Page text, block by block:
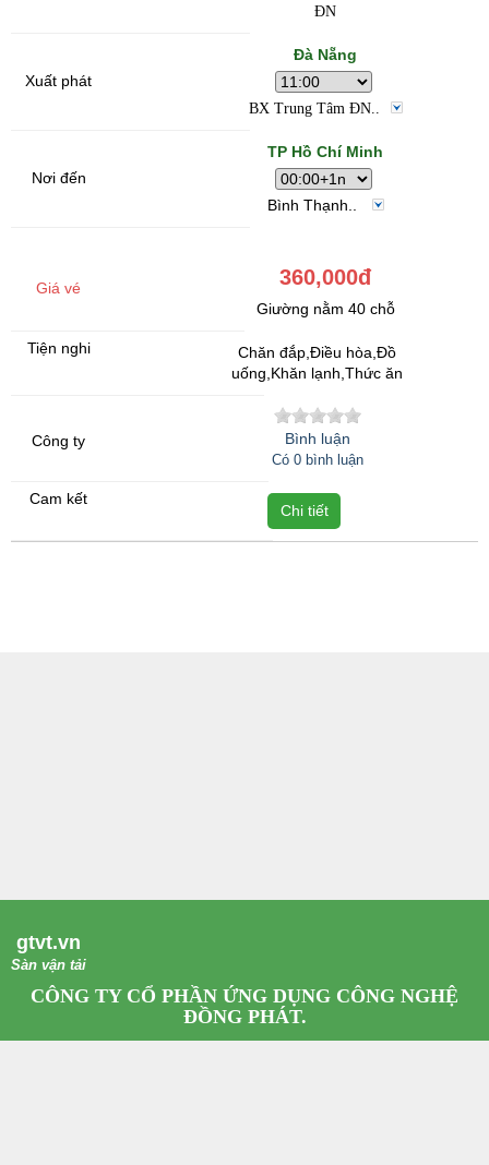
ĐN
Đà Nẵng
BX Trung Tâm ĐN..
TP Hồ Chí Minh
Bình Thạnh..
360,000đ
Giường nằm 40 chỗ
Chăn đắp,Điều hòa,Đồ
uống,Khăn lạnh,Thức ăn
Bình luận
Có 0 bình luận
Chi tiết
gtvt.vn
Sàn vận tải
CÔNG TY CỔ PHẦN ỨNG DỤNG CÔNG NGHỆ
ĐỒNG PHÁT.